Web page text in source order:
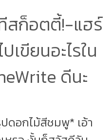
ก็อตตี้!-แฮร์
เขียนอะไรใน
ดีนะ
ดอกไม้สีชมพู* เอ้า